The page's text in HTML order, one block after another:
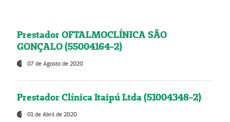
Prestador OFTALMOCLÍNICA SÃO
GONÇALO (55004164-2)
07 de Agosto de 2020
Prestador Clínica Itaipú Ltda (51004348-2)
01 de Abril de 2020